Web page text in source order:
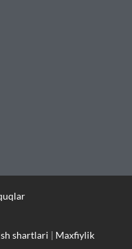
shartlari
Maxfiylik